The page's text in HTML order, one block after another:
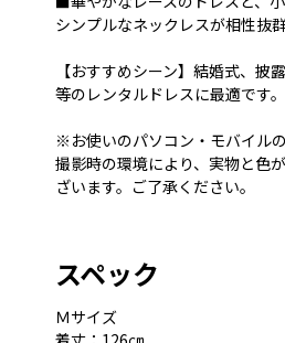
シンプルなネックレスが相性抜群
【おすすめシーン】結婚式、披
等のレンタルドレスに最適です。
※お使いのパソコン・モバイル
撮影時の環境により、実物と色
ざいます。ご了承ください。
スペック
Ｍサイズ